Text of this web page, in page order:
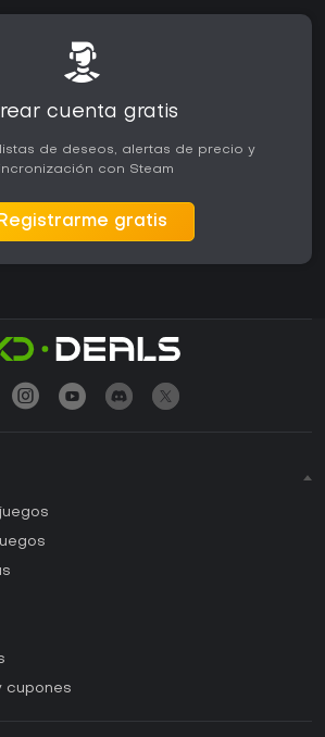
cuenta gratis
de deseos, alertas de precio y
con Steam
gratis
cupones